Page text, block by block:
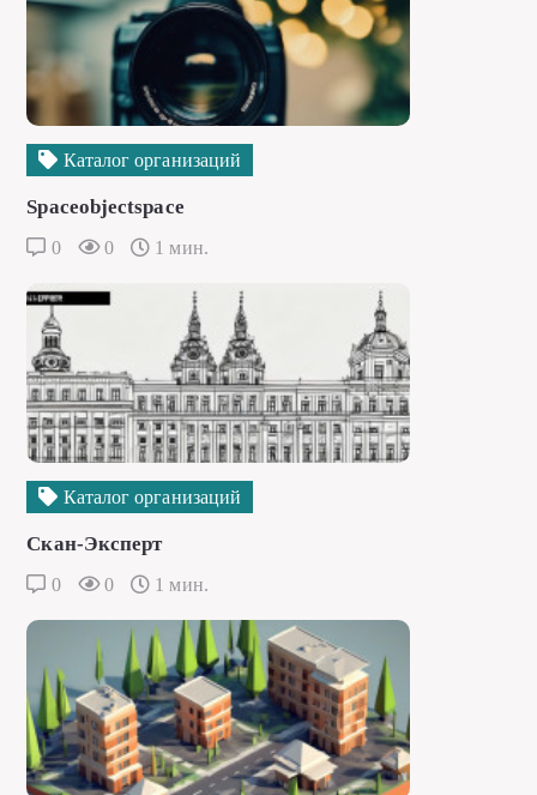
Каталог организаций
Spaceobjectspace
0 0 1 мин.
Каталог организаций
Скан-Эксперт
0 0 1 мин.